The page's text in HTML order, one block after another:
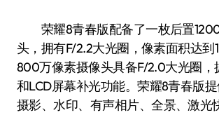
荣耀8青春版配备了一枚后置
头，拥有F/2.2大光圈，像素面积达到
800万像素摄像头具备F/2.0大光圈，
和LCD屏幕补光功能。荣耀8青春版
摄影、水印、有声相片、全景、激光